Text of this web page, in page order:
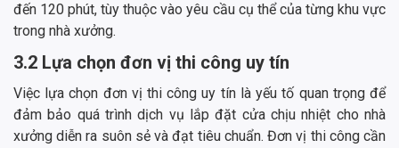
đến 120 phút, tùy thuộc vào yêu cầu cụ thể của từng khu vực
trong nhà xưởng.
3.2 Lựa chọn đơn vị thi công uy tín
Việc lựa chọn đơn vị thi công uy tín là yếu tố quan trọng để
đảm bảo quá trình dịch vụ lắp đặt cửa chịu nhiệt cho nhà
xưởng diễn ra suôn sẻ và đạt tiêu chuẩn. Đơn vị thi công cần